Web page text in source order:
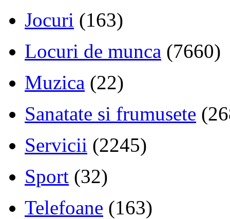
Jocuri (163)
Locuri de munca (7660)
Muzica (22)
Sanatate si frumusete
Servicii (2245)
Sport (32)
Telefoane (163)